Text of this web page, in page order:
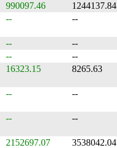
990097.46
1244137.84
-- --
--
--
--
--
16323.15 8265.63
-- --
-- --
2152697.07
3538042.04